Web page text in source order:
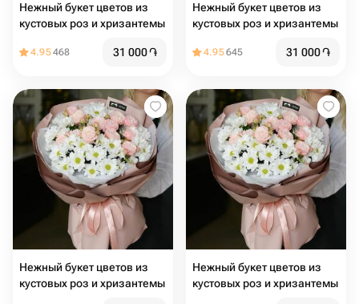
Нежный букет цветов из
кустовых роз и хризантемы
4.95468 31 000֏
Нежный букет цветов из
кустовых роз и хризантемы
4.95645 31 000֏
Нежный букет цветов из
кустовых роз и хризантемы
Нежный букет цветов из
кустовых роз и хризантемы